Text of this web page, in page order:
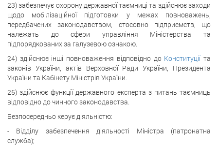
23) забезпечує охорону державної таємниці та здійснює заходи
щодо мобілізаційної підготовки у межах повноважень,
передбачених законодавством, стосовно підприємств, що
належать до сфери управління Міністерства та
підпорядкованих за галузевою ознакою.
24) здійснює інші повноваження відповідно до Конституціїта
законів України, актів Верховної Ради України, Президента
України та Кабінету Міністрів України.
25) здійснює функції державного експерта з питань таємниць
відповідно до чинного законодавства.
Безпосередньо керує діяльністю:
- Відділу забезпечення діяльності Міністра (патронатна
служба);